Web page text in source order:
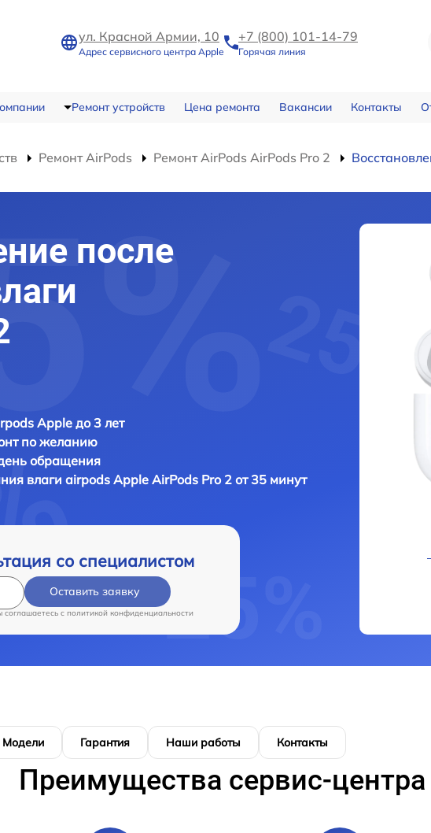
ул. Красной Армии, 10
Адрес сервисного центра Apple
+7 (800) 101-14-79
Горячая линия
Ремонт устройств Цена ремонта Вакансии Контакты
Ремонт AirPods Ремонт AirPods AirPods Pro 2
после
Apple до 3 лет
по желанию
обращения
влаги airpodsApple AirPods Pro 2 от 35 минут
со специалистом
Оставить заявку
соглашаетесь c политикой конфиденциальности
Модели Гарантия Наши работы Контакты
Преимущества сервис-центра